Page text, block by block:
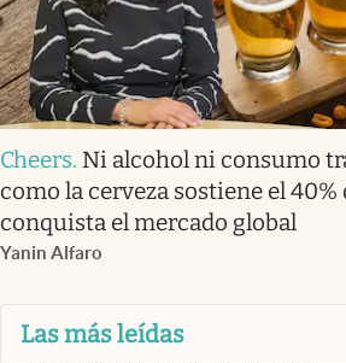
Cheers. Ni alcohol ni consumo
como la cerveza sostiene el
conquista el mercado global
Yanin Alfaro
Las más leídas